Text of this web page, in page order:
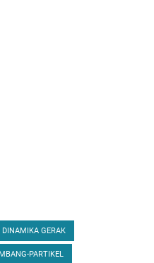
DINAMIKA GERAK
PARTIKEL